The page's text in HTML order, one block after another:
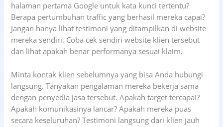
halaman pertama Google untuk kata kunci tertentu?
Berapa pertumbuhan traffic yang berhasil mereka capai?
Jangan hanya lihat testimoni yang ditampilkan di website
mereka sendiri. Coba cek sendiri website klien tersebut
dan lihat apakah benar performanya sesuai klaim.
Minta kontak klien sebelumnya yang bisa Anda hubungi
langsung. Tanyakan pengalaman mereka bekerja sama
dengan penyedia jasa tersebut. Apakah target tercapai?
Apakah komunikasinya lancar? Apakah mereka puas
secara keseluruhan? Testimoni langsung dari klien jauh